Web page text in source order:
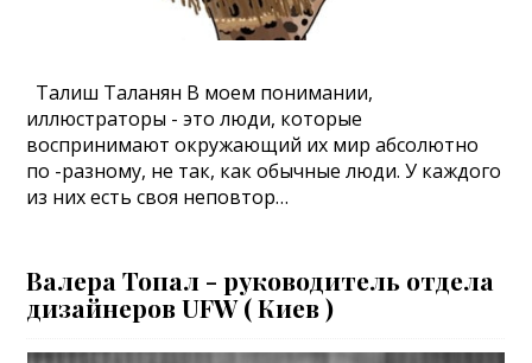
Талиш Таланян В моем понимании,
иллюстраторы - это люди, которые
воспринимают окружающий их мир абсолютно
по -разному, не так, как обычные люди. У каждого
из них есть своя неповтор…
Валера Топал - руководитель отдела
дизайнеров UFW ( Киев )